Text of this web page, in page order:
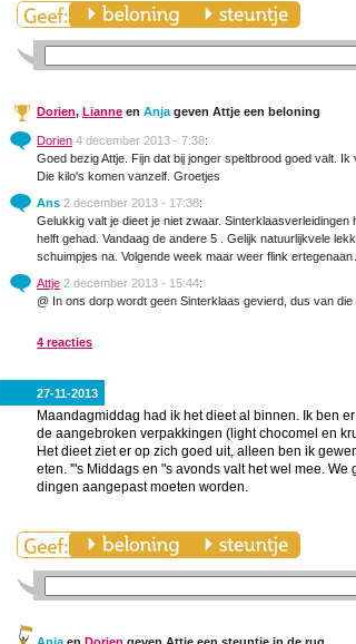
Dorien, Lianne en Anja geven Attje een beloning
Dorien 4 december 2013 - 7:38:
Goed bezig Attje. Fijn dat bij jonger speltbrood goed valt.
Die kilo's komen vanzelf. Groetjes
Ans 2 december 2013 - 17:38:
Gelukkig valt je dieet je niet zwaar.
helft gehad. Vandaag de andere 5 . Gelijk natuurlijkvele
schuimpjes na. Volgende week maar weer flink
Attje 2 december 2013 - 15:44:
@ In ons dorp wordt geen Sinterklaas gevierd, dus van
4 reacties
27-11-2013
Maandagmiddag had ik het dieet al binnen. Ik ben
de aangebroken verpakkingen (light chocomel en
Het dieet ziet er op zich goed uit, alleen ben ik
eten. '"s Middags en "s avonds valt het wel mee.
dingen aangepast moeten worden.